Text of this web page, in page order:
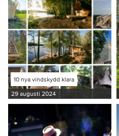
10 nya vindskydd klara
29 augusti 2024